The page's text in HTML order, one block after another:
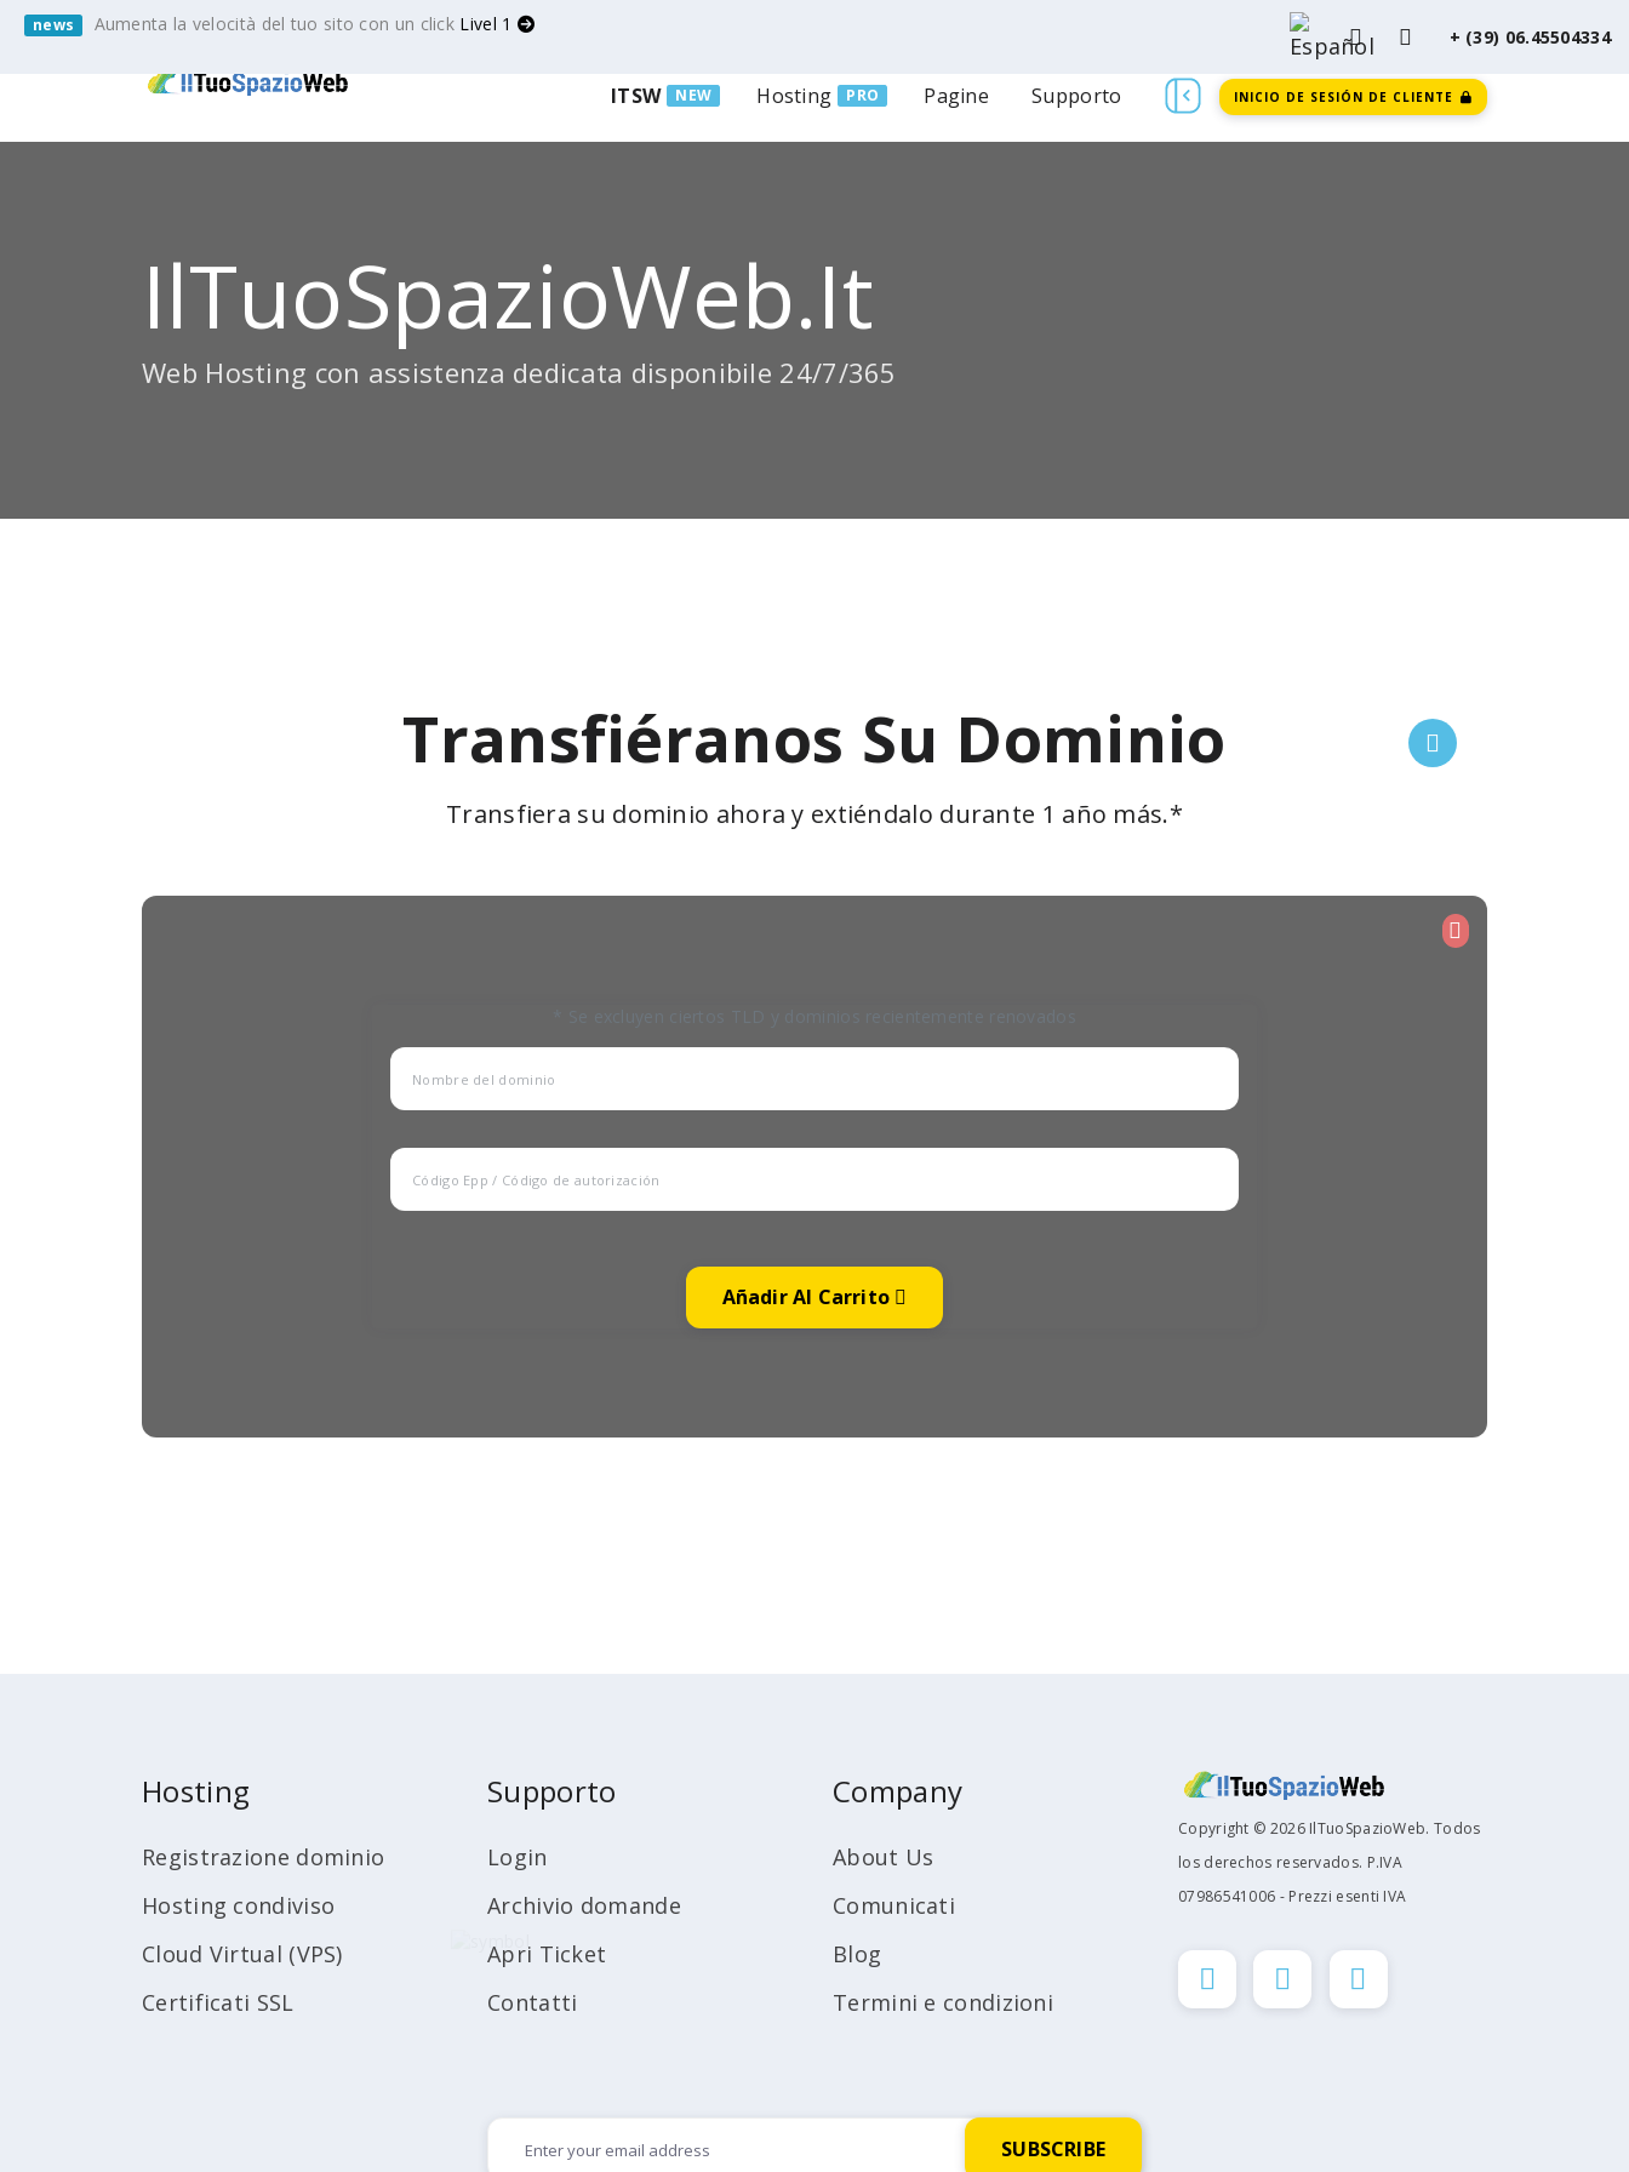
news Aumenta la velocità del tuo sito con un click Livel 1
+ (39) 06.45504334
ITSW NEW Hosting PRO Pagine Supporto INICIO DE SESIÓN DE CLIENTE
IlTuoSpazioWeb.it
Web Hosting con assistenza dedicata disponibile 24/7/365
Transfiéranos Su Dominio
Transfiera su dominio ahora y extiéndalo durante 1 año más.*
* Se excluyen ciertos TLD y dominios recientemente renovados
Añadir Al Carrito
Hosting
Registrazione dominio
Hosting condiviso
Cloud Virtual (VPS)
Certificati SSL
Supporto
Login
Archivio domande
Apri Ticket
Contatti
Company
About Us
Comunicati
Blog
Termini e condizioni
Copyright © 2026 IlTuoSpazioWeb. Todos
los derechos reservados. P.IVA
07986541006 - Prezzi esenti IVA